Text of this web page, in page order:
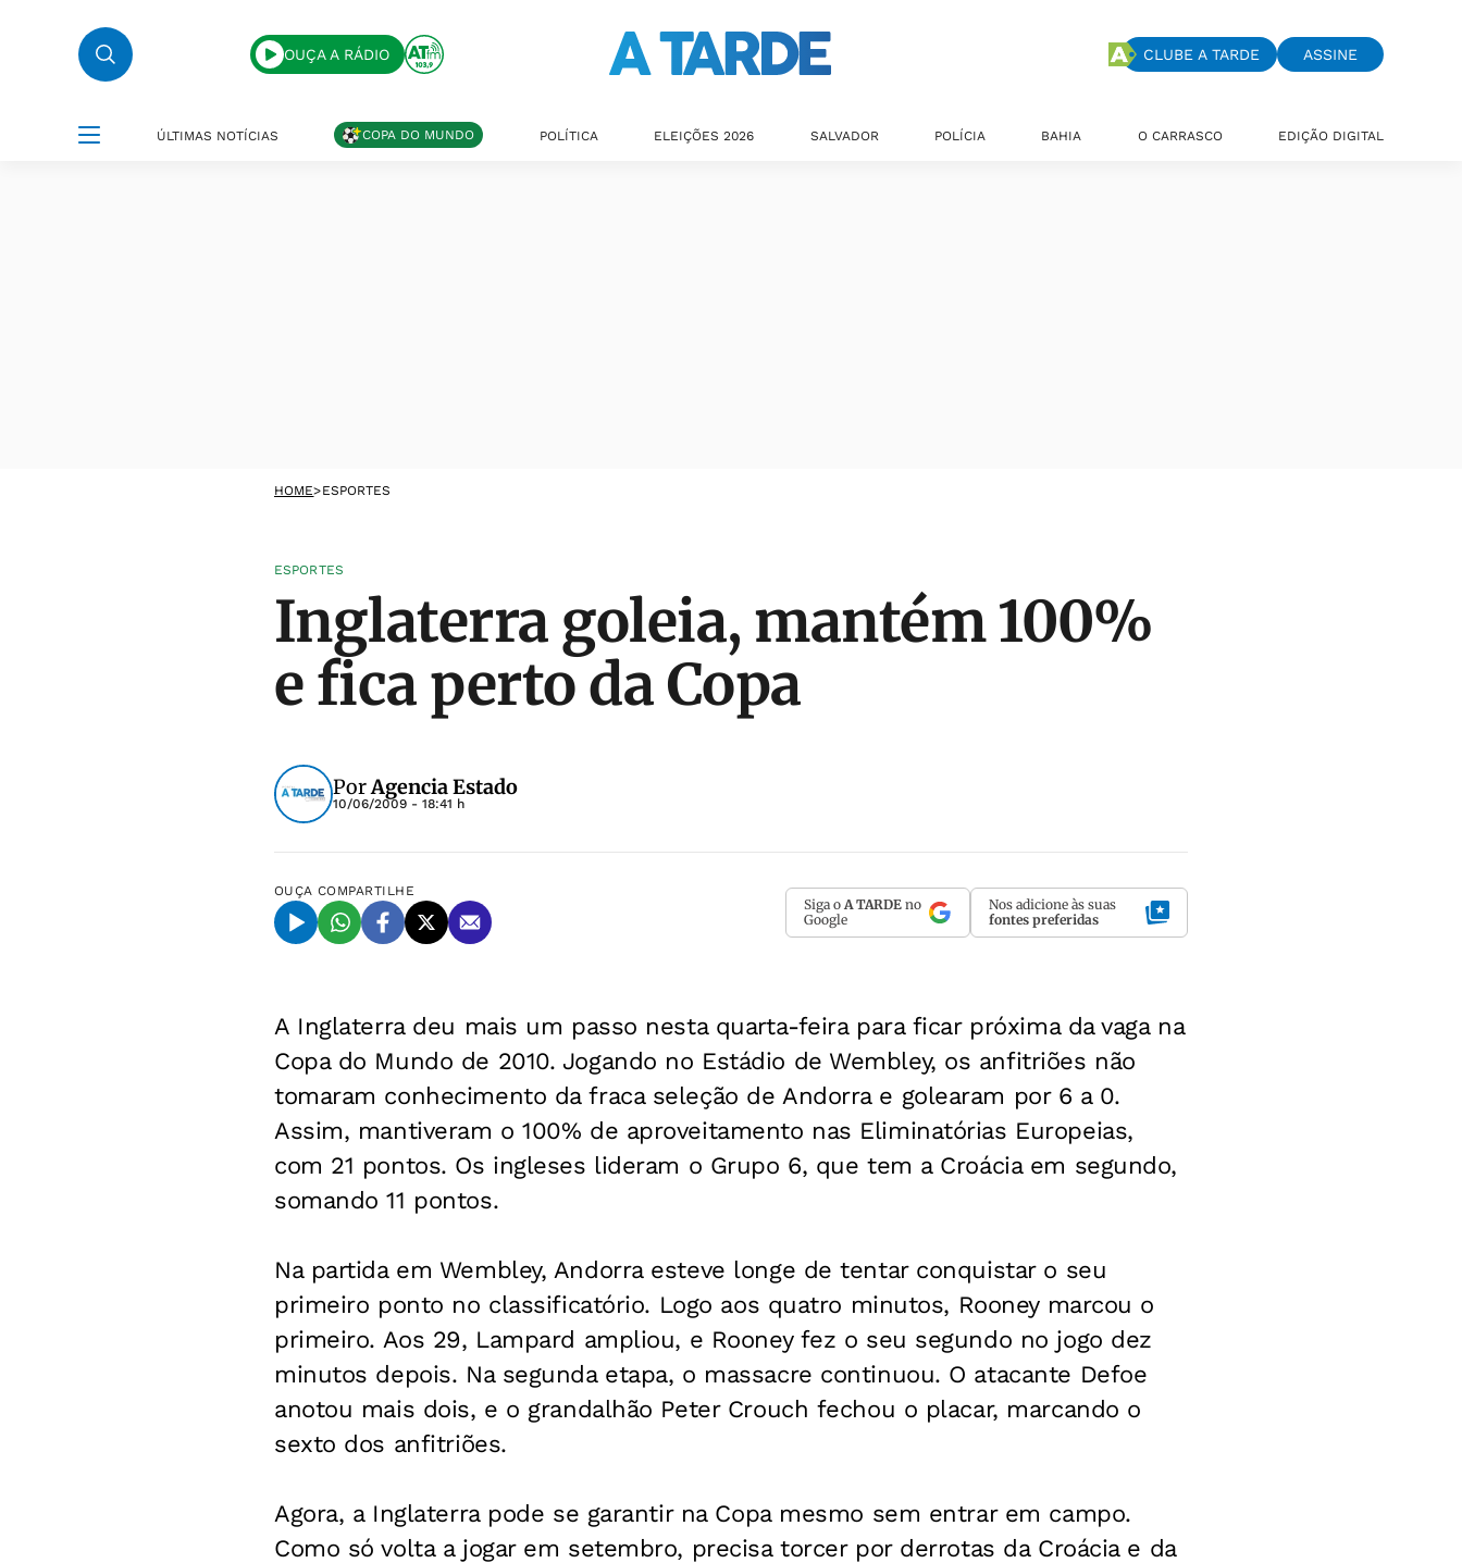
OUÇA A RÁDIO CLUBE A TARDE ASSINE
ÚLTIMAS NOTÍCIAS COPA DO MUNDO POLÍTICA ELEIÇÕES 2026 SALVADOR POLÍCIA BAHIA O CARRASCO EDIÇÃO DIGITAL
HOME>ESPORTES
ESPORTES
Inglaterra goleia, mantém 100%
e fica perto da Copa
PorAgencia Estado
10/06/2009 - 18:41 h
OUÇA COMPARTILHE
Siga o A TARDE no
Google
Nos adicione às suas
fontes preferidas
A Inglaterra deu mais um passo nesta quarta-feira para ficar próxima da vaga na
Copa do Mundo de 2010. Jogando no Estádio de Wembley, os anfitriões não
tomaram conhecimento da fraca seleção de Andorra e golearam por 6 a 0.
Assim, mantiveram o 100% de aproveitamento nas Eliminatórias Europeias,
com 21 pontos. Os ingleses lideram o Grupo 6, que tem a Croácia em segundo,
somando 11 pontos.
Na partida em Wembley, Andorra esteve longe de tentar conquistar o seu
primeiro ponto no classificatório. Logo aos quatro minutos, Rooney marcou o
primeiro. Aos 29, Lampard ampliou, e Rooney fez o seu segundo no jogo dez
minutos depois. Na segunda etapa, o massacre continuou. O atacante Defoe
anotou mais dois, e o grandalhão Peter Crouch fechou o placar, marcando o
sexto dos anfitriões.
Agora, a Inglaterra pode se garantir na Copa mesmo sem entrar em campo.
Como só volta a jogar em setembro, precisa torcer por derrotas da Croácia e da